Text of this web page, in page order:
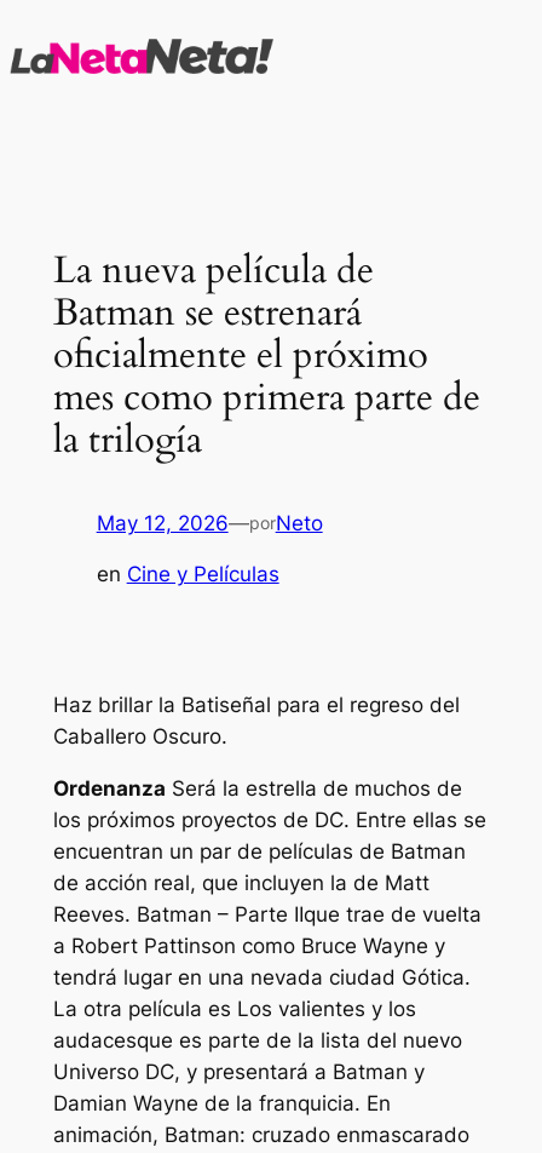
al
La nueva película de
Batman se estrenará
oficialmente el próximo
mes como primera parte de
la trilogía
May 12, 2026—porNeto
en Cine y Películas
Haz brillar la Batiseñal para el regreso del
Caballero Oscuro.
Ordenanza Será la estrella de muchos de
los próximos proyectos de DC. Entre ellas se
encuentran un par de películas de Batman
de acción real, que incluyen la de Matt
Reeves. Batman – Parte IIque trae de vuelta
a Robert Pattinson como Bruce Wayne y
tendrá lugar en una nevada ciudad Gótica.
La otra película es Los valientes y los
audacesque es parte de la lista del nuevo
Universo DC, y presentará a Batman y
Damian Wayne de la franquicia. En
animación, Batman: cruzado enmascarado